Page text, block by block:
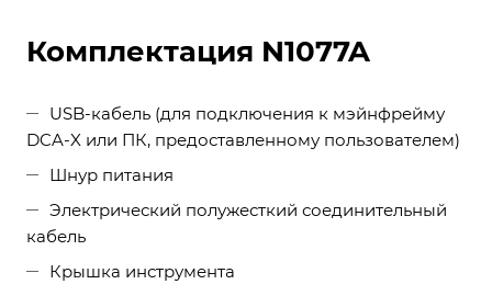
Комплектация N1077A
USB-кабель (для подключения к мэйнфрейму
DCA-X или ПК, предоставленному пользователем)
Шнур питания
Электрический полужесткий соединительный
кабель
Крышка инструмента